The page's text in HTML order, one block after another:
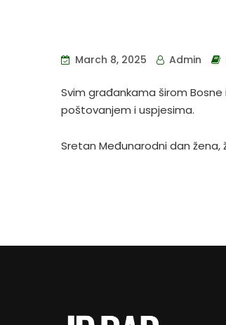
March 8, 2025 Admin
Svim građankama širom
poštovanjem i uspjesima.
Sretan Međunarodni dan žena,